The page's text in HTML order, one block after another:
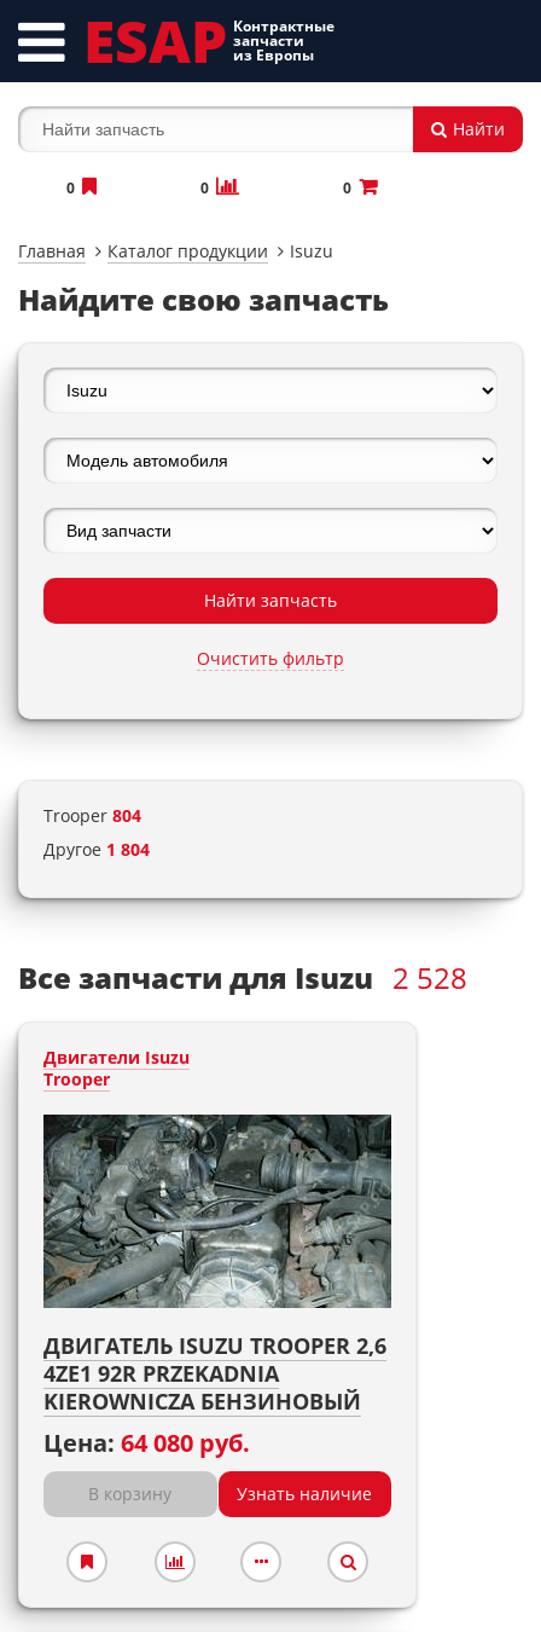
ESAP Контрактные
запчасти
из Европы
Найти
0 0 0
Главная Каталог продукции Isuzu
Найдите свою запчасть
Найти запчасть
Очистить фильтр
Trooper 804
Другое 1 804
Все запчасти для Isuzu 2 528
Двигатели Isuzu
Trooper
ДВИГАТЕЛЬ ISUZU TROOPER 2,6
4ZE1 92R PRZEKADNIA
KIEROWNICZA БЕНЗИНОВЫЙ
Цена: 64 080 руб.
В корзину Узнать наличие